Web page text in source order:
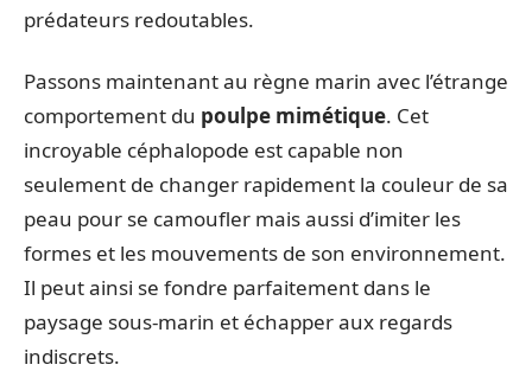
prédateurs redoutables.
Passons maintenant au règne marin avec l’étrange
comportement du poulpe mimétique. Cet
incroyable céphalopode est capable non
seulement de changer rapidement la couleur de sa
peau pour se camoufler mais aussi d’imiter les
formes et les mouvements de son environnement.
Il peut ainsi se fondre parfaitement dans le
paysage sous-marin et échapper aux regards
indiscrets.